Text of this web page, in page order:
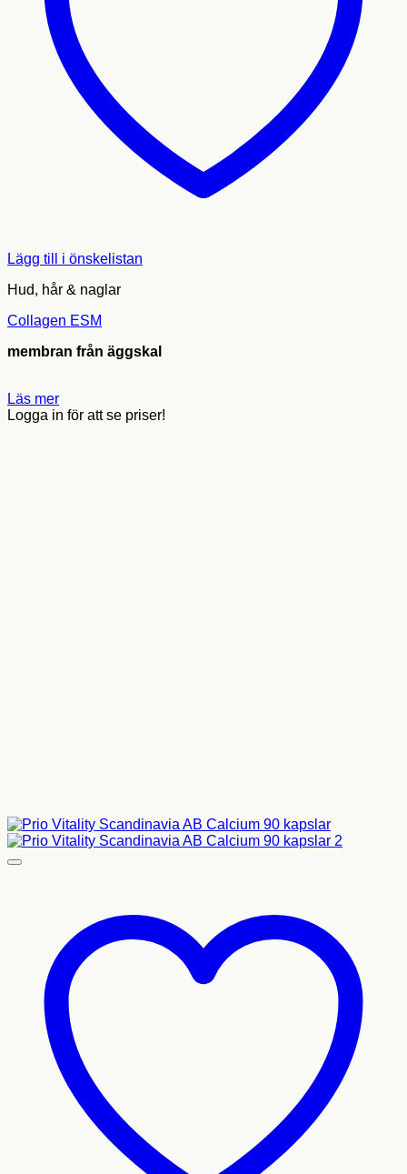
Lägg till i önskelistan
Hud, hår & naglar
Collagen ESM
membran från äggskal
Läs mer
Logga in för att se priser!